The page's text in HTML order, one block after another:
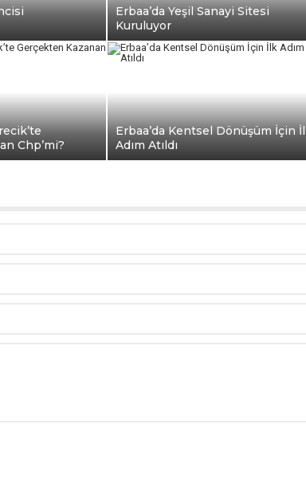
Erbaa’da Yeşil Sanayi Sitesi
Kuruluyor
Chp’mi?
Erbaa’da Kentsel Dönüşüm İçin
Adım Atıldı